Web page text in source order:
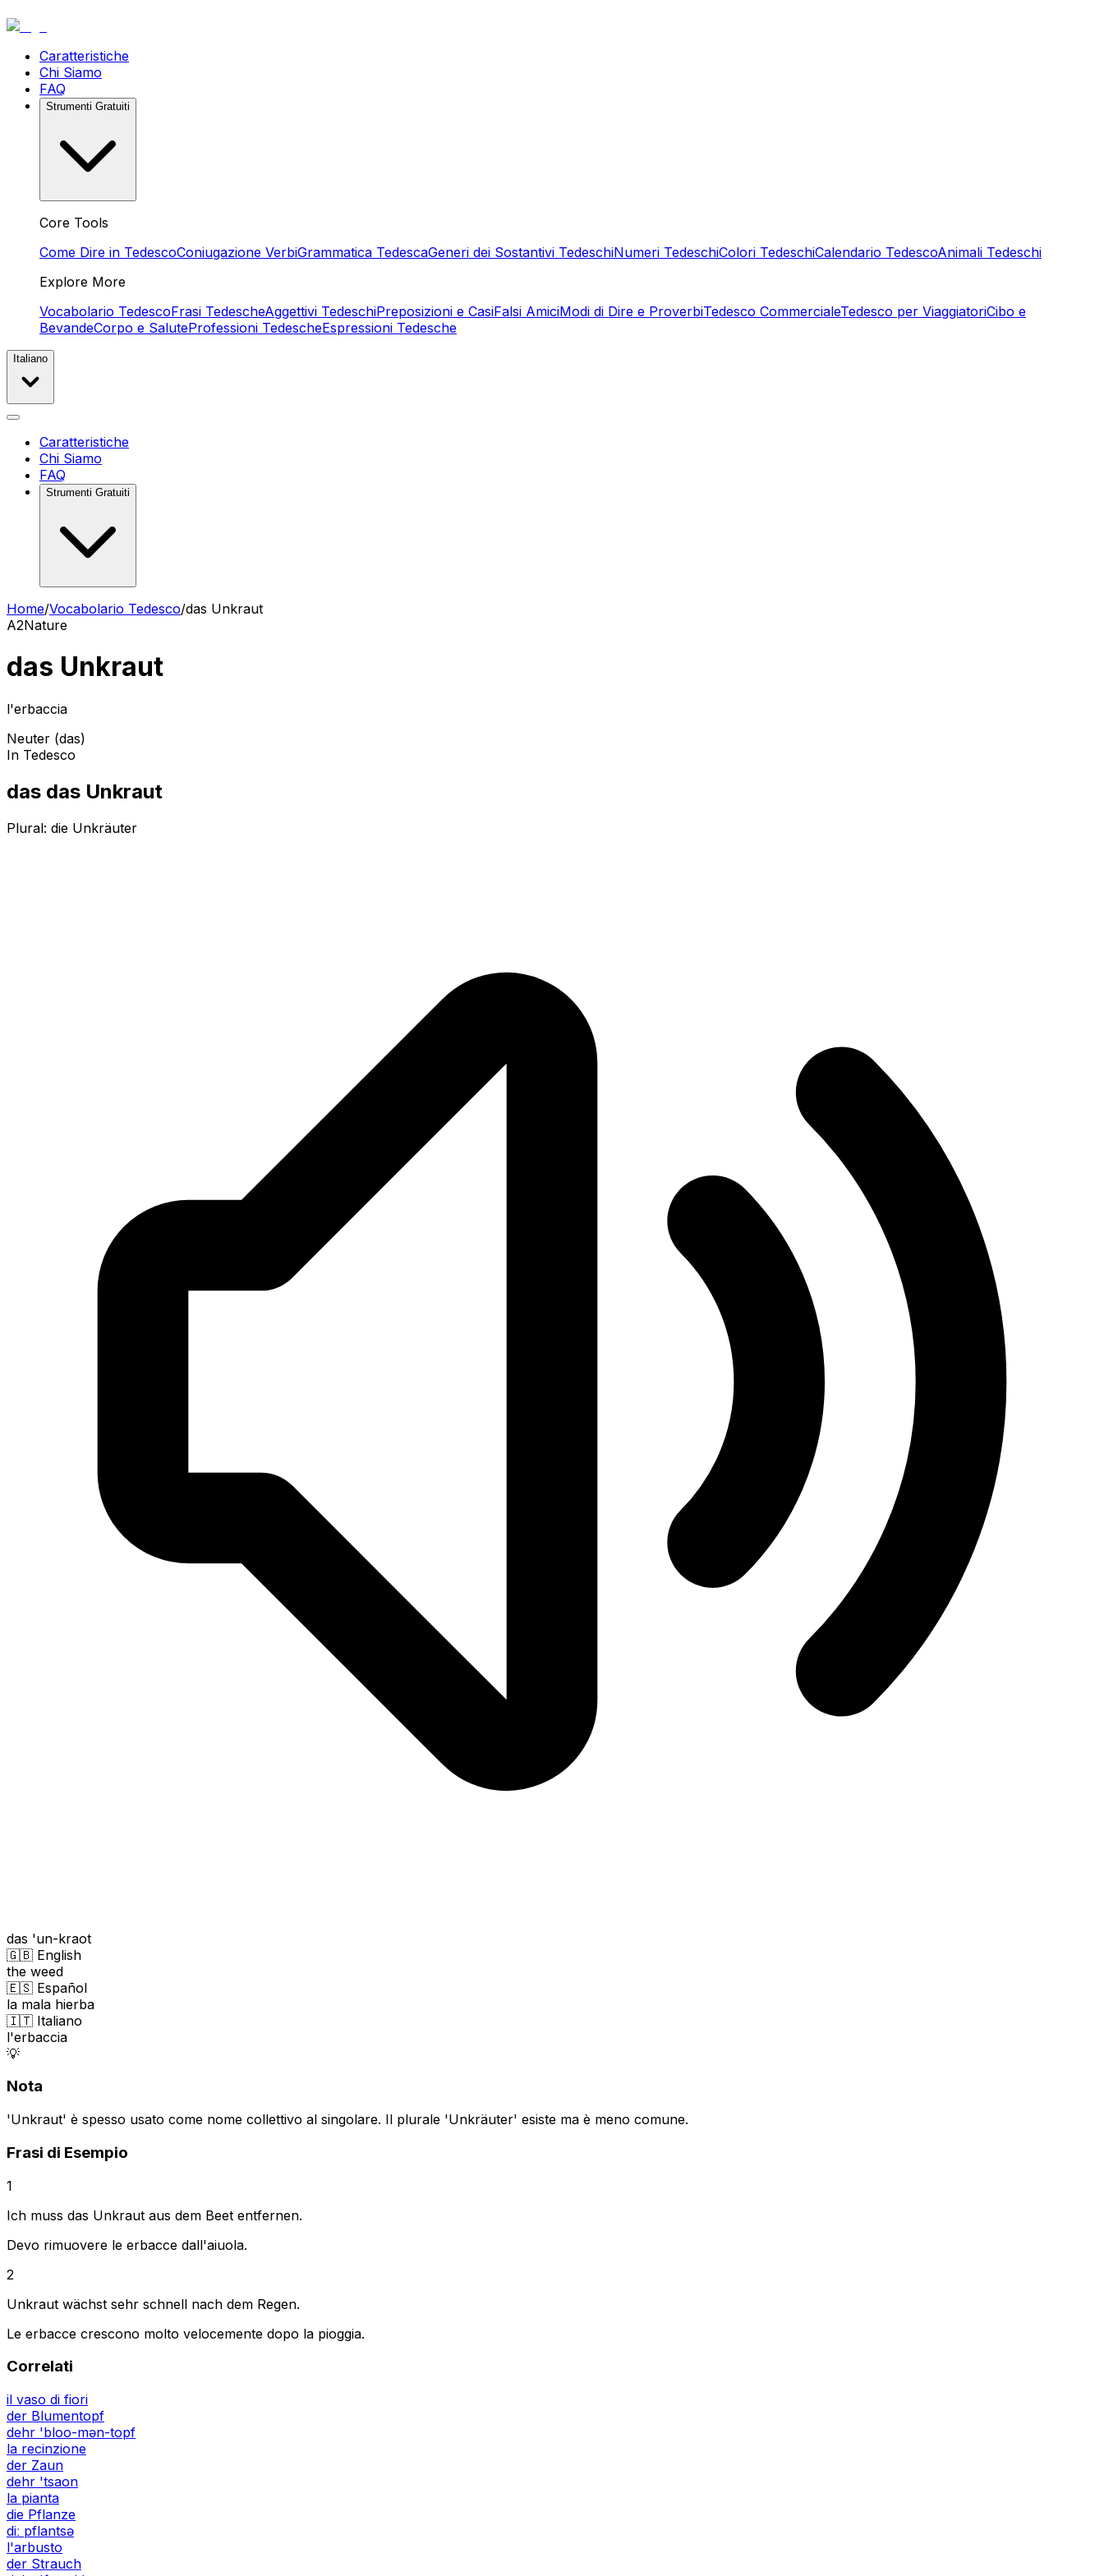
Caratteristiche
Chi Siamo
FAQ
Strumenti Gratuiti
Core Tools
Come Dire in TedescoConiugazione VerbiGrammatica TedescaGeneri dei Sostantivi TedeschiNumeri TedeschiColori TedeschiCalendario TedescoAnimali Tedeschi
Explore More
Vocabolario TedescoFrasi TedescheAggettivi TedeschiPreposizioni e CasiFalsi AmiciModi di Dire e ProverbiTedesco CommercialeTedesco per ViaggiatoriCibo e
BevandeCorpo e SaluteProfessioni TedescheEspressioni Tedesche
Italiano
Caratteristiche
Chi Siamo
FAQ
Strumenti Gratuiti
Home/Vocabolario Tedesco/das Unkraut
A2Nature
das Unkraut
l'erbaccia
Neuter (das)
In Tedesco
das das Unkraut
Plural: die Unkräuter
das 'un-kraot
🇬🇧 English
the weed
🇪🇸 Español
la mala hierba
🇮🇹 Italiano
l'erbaccia
💡
Nota
'Unkraut' è spesso usato come nome collettivo al singolare. Il plurale 'Unkräuter' esiste ma è meno comune.
Frasi di Esempio
1
Ich muss das Unkraut aus dem Beet entfernen.
Devo rimuovere le erbacce dall'aiuola.
2
Unkraut wächst sehr schnell nach dem Regen.
Le erbacce crescono molto velocemente dopo la pioggia.
Correlati
il vaso di fiori
der Blumentopf
dehr 'bloo-mən-topf
la recinzione
der Zaun
dehr 'tsaon
la pianta
die Pflanze
diː pflantsə
l'arbusto
der Strauch